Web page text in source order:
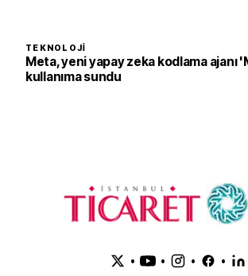
TEKNOLOJI
Meta, yeni yapay zeka kodlama ajanı
kullanıma sundu
• • • •